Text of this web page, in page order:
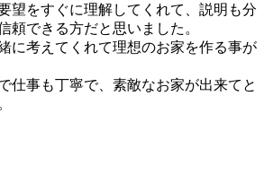
望をすぐに理解してくれて、説明も分
頼できる方だと思いました。
に考えてくれて理想のお家を作る事が
仕事も丁寧で、素敵なお家が出来てと